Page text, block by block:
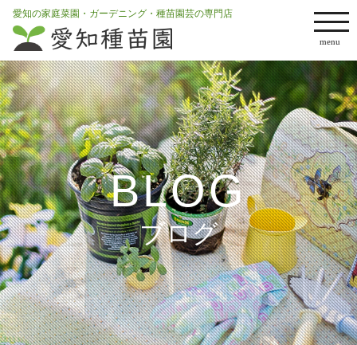
愛知の家庭菜園・ガーデニング・種苗園芸の専門店
BLOG
ブログ